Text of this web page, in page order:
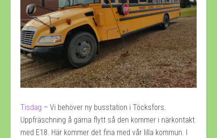
Tisdag – Vi behöver ny busstation i Töcksfors.
Uppfräschning å gärna flytt så den kommer i närkontakt
med E18. Här kommer det fina med vår lilla kommun. I